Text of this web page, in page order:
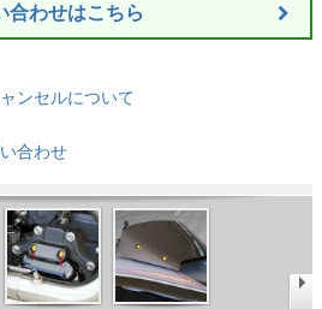
わせはこちら
ンセルについて
合わせ